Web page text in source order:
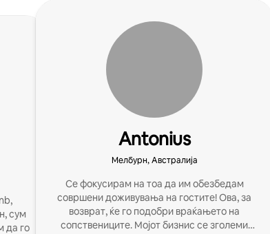
сум
да го
Antonius
Мелбурн, Австралија
Се фокусирам на тоа да им обезбедам
совршени доживувања на гостите! Ова, за
возврат, ќе го подобри враќањето на
сопствениците. Мојот бизнис се зголеми